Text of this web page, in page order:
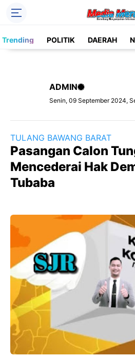
Header Social Media
Facebook
YouTube
Trending POLITIK DAERAH
ADMIN
Senin, 09 September 2024,
TULANG BAWANG BARAT
Pasangan Calon
Mencederai Hak
Tubaba